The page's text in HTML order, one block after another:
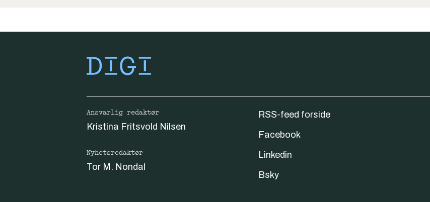
Ansvarlig redaktør
Kristina Fritsvold Nilsen
Nyhetsredaktør
Tor M. Nondal
RSS-feed forside
Facebook
Linkedin
Bsky